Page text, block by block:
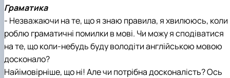
Граматика
- Незважаючи на те, що я знаю правила, я хвилююсь, коли
роблю граматичні помилки в мові. Чи можу я сподіватися
на те, що коли-небудь буду володіти англійською мовою
досконало?
Найімовірніше, що ні! Але чи потрібна досконалість? Ось